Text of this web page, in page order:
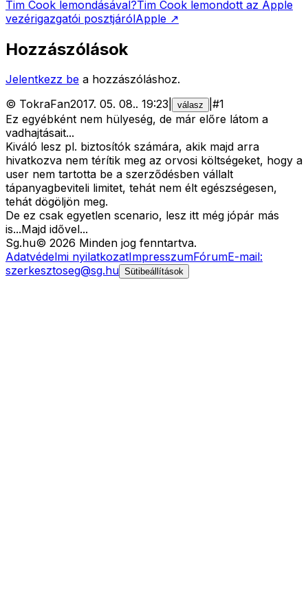
Tim Cook lemondásával?Tim Cook lemondott az Apple
vezérigazgatói posztjárólApple ↗
Hozzászólások
Jelentkezz be a hozzászóláshoz.
© TokraFan2017. 05. 08.. 19:23 válasz #1
Ez egyébként nem hülyeség, de már előre látom a
vadhajtásait...
Kiváló lesz pl. biztosítók számára, akik majd arra
hivatkozva nem térítik meg az orvosi költségeket, hogy a
user nem tartotta be a szerződésben vállalt
tápanyagbeviteli limitet, tehát nem élt egészségesen,
tehát dögöljön meg.
De ez csak egyetlen scenario, lesz itt még jópár más
is...Majd idővel...
Sg.hu© 2026 Minden jog fenntartva.
Adatvédelmi nyilatkozatImpresszumFórumE-mail:
szerkesztoseg@sg.hu Sütibeállítások